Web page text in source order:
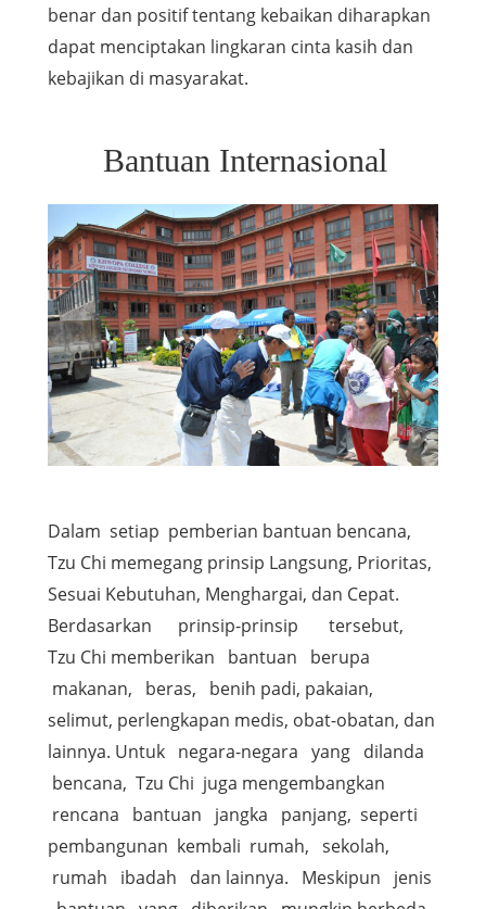
benar dan positif tentang kebaikan diharapkan
dapat menciptakan lingkaran cinta kasih dan
kebajikan di masyarakat.
Bantuan Internasional
Dalam setiap pemberian bantuan bencana,
Tzu Chi memegang prinsip Langsung, Prioritas,
Sesuai Kebutuhan, Menghargai, dan Cepat.
Berdasarkan prinsip-prinsip tersebut,
Tzu Chi memberikan bantuan berupa
makanan, beras, benih padi, pakaian,
selimut, perlengkapan medis, obat-obatan, dan
lainnya. Untuk negara-negara yang dilanda
bencana, Tzu Chi juga mengembangkan
rencana bantuan jangka panjang, seperti
pembangunan kembali rumah, sekolah,
rumah ibadah dan lainnya. Meskipun jenis